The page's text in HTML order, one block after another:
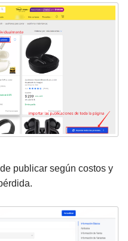
publicar según costos y